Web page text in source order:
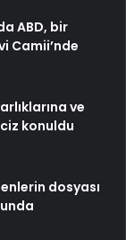
ABD, bir
Camii’nde
ve
konuldu
dosyası